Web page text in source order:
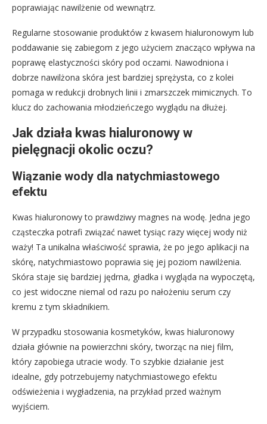
poprawiając nawilżenie od wewnątrz.
Regularne stosowanie produktów z kwasem hialuronowym lub
poddawanie się zabiegom z jego użyciem znacząco wpływa na
poprawę elastyczności skóry pod oczami. Nawodniona i
dobrze nawilżona skóra jest bardziej sprężysta, co z kolei
pomaga w redukcji drobnych linii i zmarszczek mimicznych. To
klucz do zachowania młodzieńczego wyglądu na dłużej.
Jak działa kwas hialuronowy w
pielęgnacji okolic oczu?
Wiązanie wody dla natychmiastowego
efektu
Kwas hialuronowy to prawdziwy magnes na wodę. Jedna jego
cząsteczka potrafi związać nawet tysiąc razy więcej wody niż
waży! Ta unikalna właściwość sprawia, że po jego aplikacji na
skórę, natychmiastowo poprawia się jej poziom nawilżenia.
Skóra staje się bardziej jędrna, gładka i wygląda na wypoczętą,
co jest widoczne niemal od razu po nałożeniu serum czy
kremu z tym składnikiem.
W przypadku stosowania kosmetyków, kwas hialuronowy
działa głównie na powierzchni skóry, tworząc na niej film,
który zapobiega utracie wody. To szybkie działanie jest
idealne, gdy potrzebujemy natychmiastowego efektu
odświeżenia i wygładzenia, na przykład przed ważnym
wyjściem.